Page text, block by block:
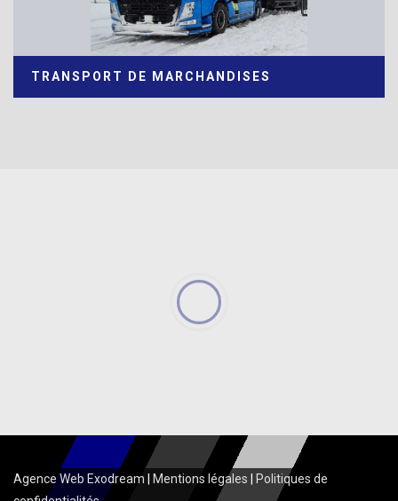
TRANSPORT DE MARCHANDISES
Agence Web Exodream Mentions légales
Politiques de